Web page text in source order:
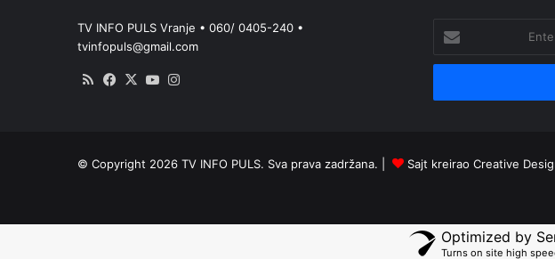
TV INFO PULS Vranje • 060/ 0405-240 •
tvinfopuls@gmail.com
RSS Facebook
X YouTube
your
Email
© Copyright 2026 TV INFO PULS. Sva prava zadržana. | Sajt kreirao Creative
Optimized by
Turns on site high